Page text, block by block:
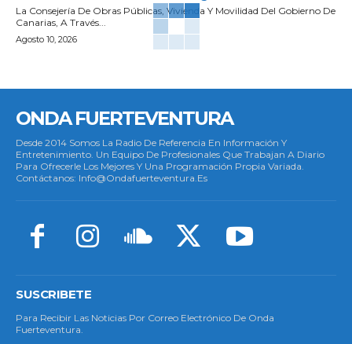
La Consejería De Obras Públicas, Vivienda Y Movilidad Del Gobierno De
Canarias, A Través...
Agosto 10, 2026
ONDA FUERTEVENTURA
Desde 2014 Somos La Radio De Referencia En Información Y
Entretenimiento. Un Equipo De Profesionales Que Trabajan A Diario
Para Ofrecerle Los Mejores Y Una Programación Propia Variada.
Contáctanos: Info@ondafuerteventura.es
SUSCRIBETE
Para Recibir Las Noticias Por Correo Electrónico De Onda
Fuerteventura.